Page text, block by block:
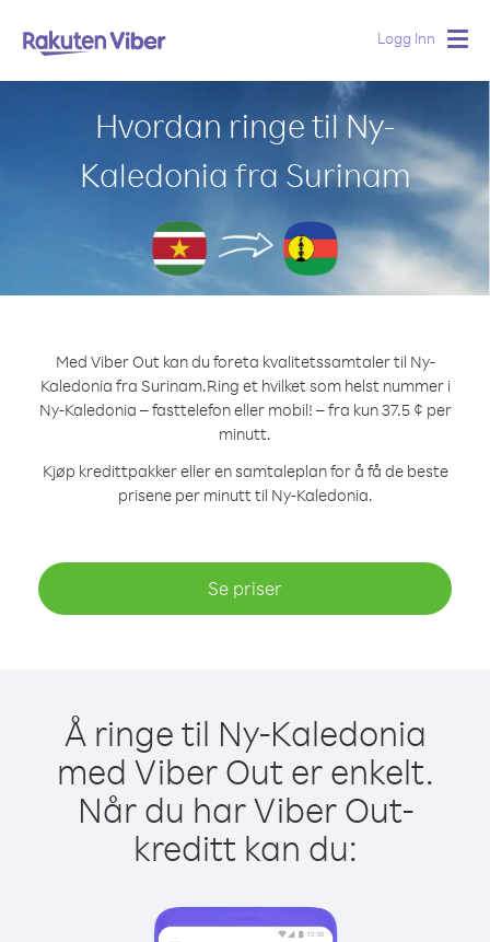
Logg Inn
Hvordan ringe til Ny-
Kaledonia fra Surinam
Med Viber Out kan du foreta kvalitetssamtaler til Ny-
Kaledonia fra Surinam.Ring et hvilket som helst nummer i
Ny-Kaledonia – fasttelefon eller mobil! – fra kun 37.5 ¢ per
minutt.
Kjøp kredittpakker eller en samtaleplan for å få de beste
prisene per minutt til Ny-Kaledonia.
Se priser
Å ringe til Ny-Kaledonia
med Viber Out er enkelt.
Når du har Viber Out-
kreditt kan du: